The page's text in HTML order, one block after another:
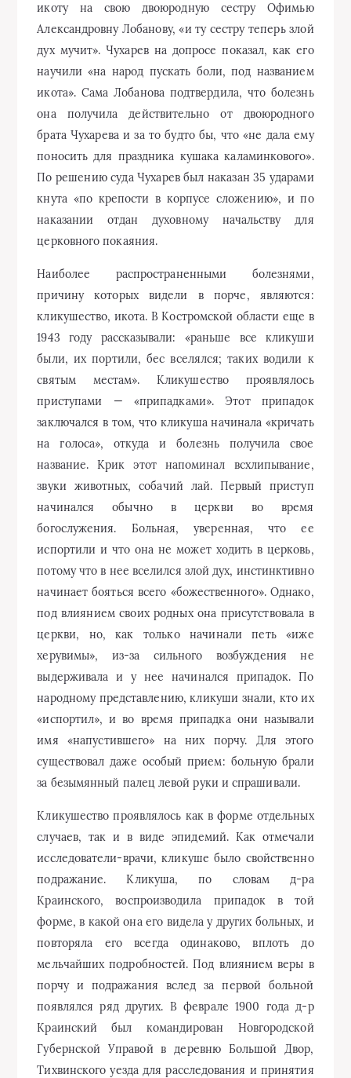
икоту на свою двоюродную сестру Офимью
Александровну Лобанову, «и ту сестру теперь злой
дух мучит». Чухарев на допросе показал, как его
научили «на народ пускать боли, под названием
икота». Сама Лобанова подтвердила, что болезнь
она получила действительно от двоюродного
брата Чухарева и за то будто бы, что «не дала ему
поносить для праздника кушака каламинкового».
По решению суда Чухарев был наказан 35 ударами
кнута «по крепости в корпусе сложению», и по
наказании отдан духовному начальству для
церковного покаяния.
Наиболее распространенными болезнями,
причину которых видели в порче, являются:
кликушество, икота. В Костромской области еще в
1943 году рассказывали: «раньше все кликуши
были, их портили, бес вселялся; таких водили к
святым местам». Кликушество проявлялось
приступами — «припадками». Этот припадок
заключался в том, что кликуша начинала «кричать
на голоса», откуда и болезнь получила свое
название. Крик этот напоминал всхлипывание,
звуки животных, собачий лай. Первый приступ
начинался обычно в церкви во время
богослужения. Больная, уверенная, что ее
испортили и что она не может ходить в церковь,
потому что в нее вселился злой дух, инстинктивно
начинает бояться всего «божественного». Однако,
под влиянием своих родных она присутствовала в
церкви, но, как только начинали петь «иже
херувимы», из-за сильного возбуждения не
выдерживала и у нее начинался припадок. По
народному представлению, кликуши знали, кто их
«испортил», и во время припадка они называли
имя «напустившего» на них порчу. Для этого
существовал даже особый прием: больную брали
за безымянный палец левой руки и спрашивали.
Кликушество проявлялось как в форме отдельных
случаев, так и в виде эпидемий. Как отмечали
исследователи-врачи, кликуше было свойственно
подражание. Кликуша, по словам д-ра
Краинского, воспроизводила припадок в той
форме, в какой она его видела у других больных, и
повторяла его всегда одинаково, вплоть до
мельчайших подробностей. Под влиянием веры в
порчу и подражания вслед за первой больной
появлялся ряд других. В феврале 1900 года д-р
Краинский был командирован Новгородской
Губернской Управой в деревню Большой Двор,
Тихвинского уезда для расследования и принятия